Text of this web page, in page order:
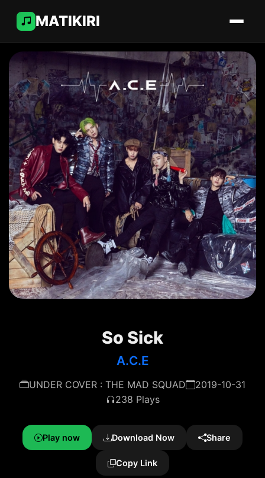
MATIKIRI
So Sick
A.C.E
UNDER COVER : THE MAD SQUAD
2019-10-31
238 Plays
Play now Download Now Share
Copy Link